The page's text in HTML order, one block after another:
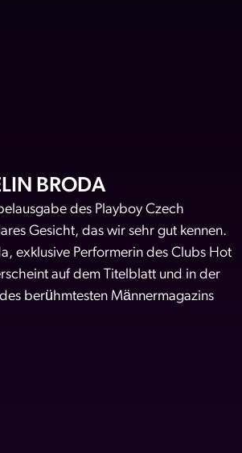
BRODA
des Playboy Czech
Gesicht, das wir sehr gut kennen.
exklusive Performerin des Clubs Hot
auf dem Titelblatt und in der
berühmtesten Männermagazins